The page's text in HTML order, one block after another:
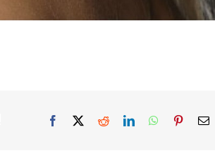
Facebook
X RedditLinkedInWhatsApp